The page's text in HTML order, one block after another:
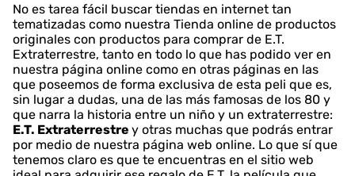
No es tarea fácil buscar tiendas en internet tan
tematizadas como nuestra Tienda online de productos
originales con productos para comprar de E.T.
Extraterrestre, tanto en todo lo que has podido ver en
nuestra página online como en otras páginas en las
que poseemos de forma exclusiva de esta peli que es,
sin lugar a dudas, una de las más famosas de los 80 y
que narra la historia entre un niño y un extraterrestre:
E.T. Extraterrestre y otras muchas que podrás entrar
por medio de nuestra página web online. Lo que sí que
tenemos claro es que te encuentras en el sitio web